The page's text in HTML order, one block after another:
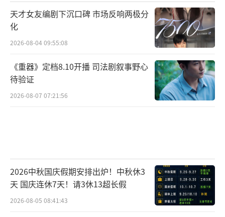
感。’”在刘岩看来,三宝的高要求也启发并鞭
策了一代音乐剧演员。
天才女友编剧下沉口碑 市场反响两极分
化
2026-08-04 09:55:08
《重器》定档8.10开播 司法剧叙事野心
待验证
2026-08-07 07:21:56
2026中秋国庆假期安排出炉！中秋休3
天 国庆连休7天！请3休13超长假
2026-08-05 08:41:43